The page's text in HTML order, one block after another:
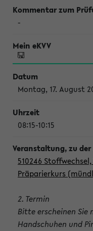
-
Montag, 17. August
08:15-10:15
510246
Präparierkurs
2. Termin
Bitte erscheinen Sie
Handschuhen und